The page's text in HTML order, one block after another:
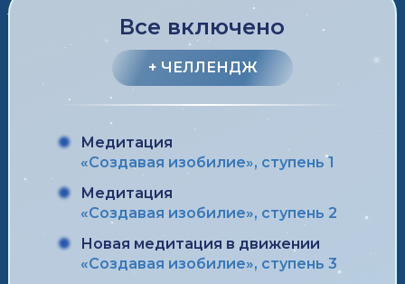
Все включено
Медитация
«Создавая изобилие», ступень 1
Медитация
«Создавая изобилие», ступень 2
Новая медитация в движении
«Создавая изобилие», ступень 3
+ ЧЕЛЛЕНДЖ